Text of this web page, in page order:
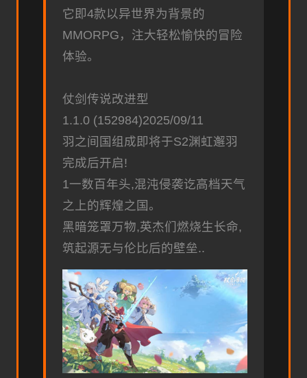
它即4款以异世界为背景的
MMORPG，注大轻松愉快的冒险
体验。
仗剑传说改进型
1.1.0 (152984)2025/09/11
羽之间国组成即将于S2渊虹邂羽
完成后开启!
1一数百年头,混沌侵袭讫高档天气
之上的辉煌之国。
黑暗笼罩万物,英杰们燃烧生长命,
筑起源无与伦比后的壁垒..